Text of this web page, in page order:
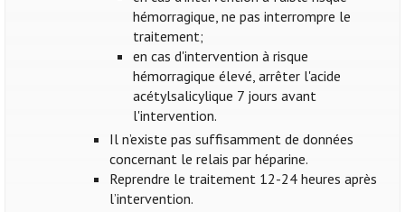
hémorragique, ne pas interrompre le
traitement;
en cas d'intervention à risque
hémorragique élevé, arrêter l'acide
acétylsalicylique 7 jours avant
l'intervention.
Il n’existe pas suffisamment de données
concernant le relais par héparine.
Reprendre le traitement 12-24 heures après
l’intervention.